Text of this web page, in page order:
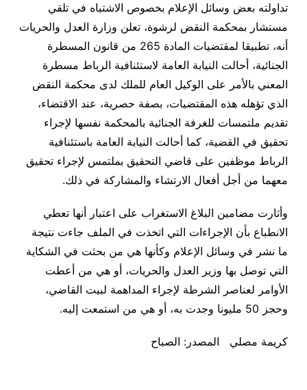
تداولته بعض وسائل الإعلام بخصوص الاشتباه في تلقي
مستشار بمحكمة النقض لرشوة، تعلن وزارة العدل والحريات
أنه، تطبيقا لمقتضيات المادة 265 من قانون المسطرة
الجنائية، أحالت النيابة العامة لاستئنافية الرباط مسطرة
المعني بالأمر على الوكيل العام للملك لدى محكمة النقض
الذي تؤهله هذه المقتضيات، بصفة حصرية، عند الاقتضاء،
تقديم ملتمسات للغرفة الجنائية بالمحكمة نفسها لإجراء
تحقيق في القضية، كما أحالت النيابة العامة باستئنافية
الرباط موظفين على قاضي التحقيق بملتمس لإجراء تحقيق
معهما من أجل أفعال الارتشاء والمشاركة في ذلك.
وأثارت مضامين البلاغ الاستغراب على اعتبار أنها تعطي
الانطباع بأن الإجراءات التي اتخذت في الملف جاءت نتيجة
ما نشر في وسائل الإعلام وكأنها هي من بحثت في الشكاية
التي توصل بها وزير العدل والحريات، أو هي من أعطت
الأوامر لعناصر الشرطة لإجراء المداهمة لبيت القاضي،
وحجز 50 مليونا وجدت به، أو هي من استمعت إليه.
كريمة مصلي المصدر: الصباح